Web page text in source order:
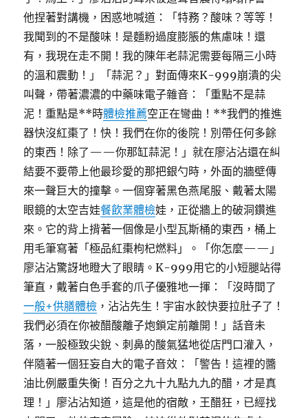
他捏著對講機，困惑地喊道：「特務？酸味？等等！
我聞到的不是酸味！是麵粉過度膨脹的焦慮味！還
有，我現在走不開！我的陳年老蒜泥需要每隔三小時
的溫和震動！」「蒜泥？」對面傳來K-999崩潰的尖
叫聲，帶著濃濃的中藥味電子雜音：「重點不是蒜
泥！重點是**時體檢推薦空正在彎曲！**我們的推進
器快沒紅棗了！快！我們在你的後院！別帶任何多餘
的東西！除了——你那缸蒜泥！」就在廖沾沾還在糾
結要不要帶上他最珍愛的那把銀勺時，外面的牆壁傳
來一聲巨大的撞擊。一個穿著黑色燕尾服、戴著太陽
眼鏡的太空吉娃餐飲業體檢娃，正從牆上的破洞鑽進
來。它的背上揹著一個像是小型瓦斯桶的東西，桶上
用毛筆寫著「極品紅棗枸杞燃料」。「你怎麼——」
廖沾沾驚訝地瞪大了眼睛。K-999用它的小短腿站得
筆直，戴著白色手套的爪子優雅地一揮：「沒時間了
一般+供膳體檢 ，沾沾先生！宇宙水餃快要拉肚子了！
我們必須在你被醋酸離子炮鎖定前離開！」話音未
落，一股極致尖銳、刺鼻的酸氣猛地從店門口灌入，
伴隨著一個狂妄自大的電子音效：「警告！這裡的醬
油比例嚴重失衡！百分之九十九點九九的醋，才是真
理！」廖沾沾知道，這是他的宿敵，王醋狂，已經找